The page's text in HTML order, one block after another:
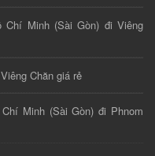
Minh (Sài Gòn) đi Viêng
Chăn giá rẻ
Minh (Sài Gòn) đi Phnom